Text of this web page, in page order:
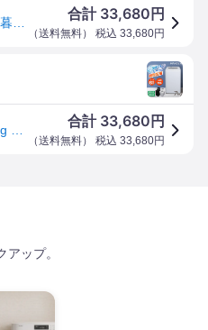
合計 33,680 円
（送料無料） 税込 33,680円
合計 33,680 円
（送料無料） 税込 33,680円
ップ。